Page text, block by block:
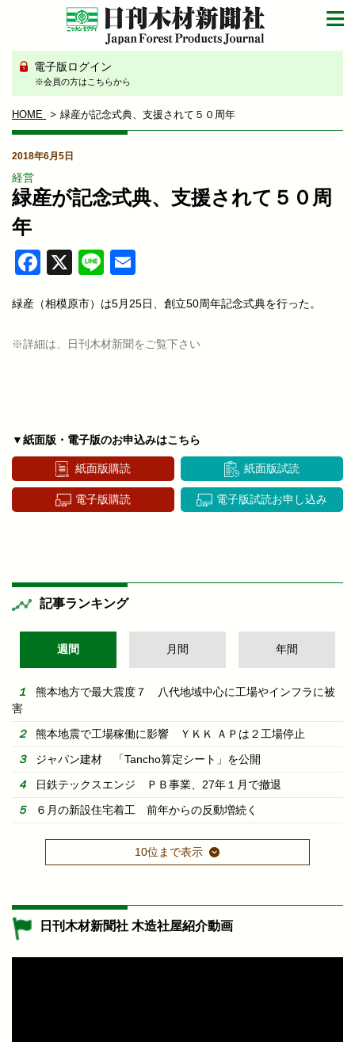
電子版ログイン
※会員の方はこちらから
HOME 緑産が記念式典、支援されて５０周年
2018年6月5日
経営
緑産が記念式典、支援されて５０周
年
Facebook
X Line
緑産（相模原市）は5月25日、創立50周年記念式典を行った。
※詳細は、日刊木材新聞をご覧下さい
▼紙面版・電子版のお申込みはこちら
紙面版購読 紙面版試読
電子版購読 電子版試読お申し込み
記事ランキング
週間 月間 年間
熊本地方で最大震度７ 八代地域中心に工場やインフラに被
害
熊本地震で工場稼働に影響 ＹＫＫ ＡＰは２工場停止
ジャパン建材 「Tancho算定シート」を公開
日鉄テックスエンジ ＰＢ事業、27年１月で撤退
６月の新設住宅着工 前年からの反動増続く
10位まで表示
日刊木材新聞社 木造社屋紹介動画